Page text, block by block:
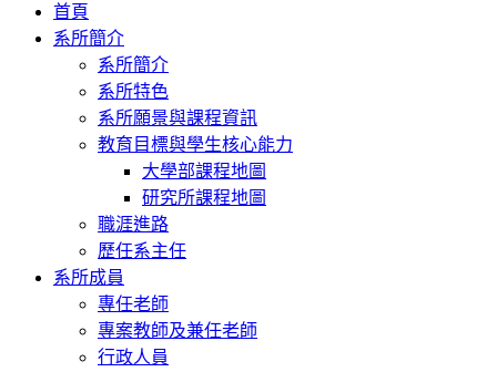
首頁
系所簡介
系所簡介
系所特色
系所願景與課程資訊
教育目標與學生核心能力
大學部課程地圖
研究所課程地圖
職涯進路
歷任系主任
系所成員
專任老師
專案教師及兼任老師
行政人員